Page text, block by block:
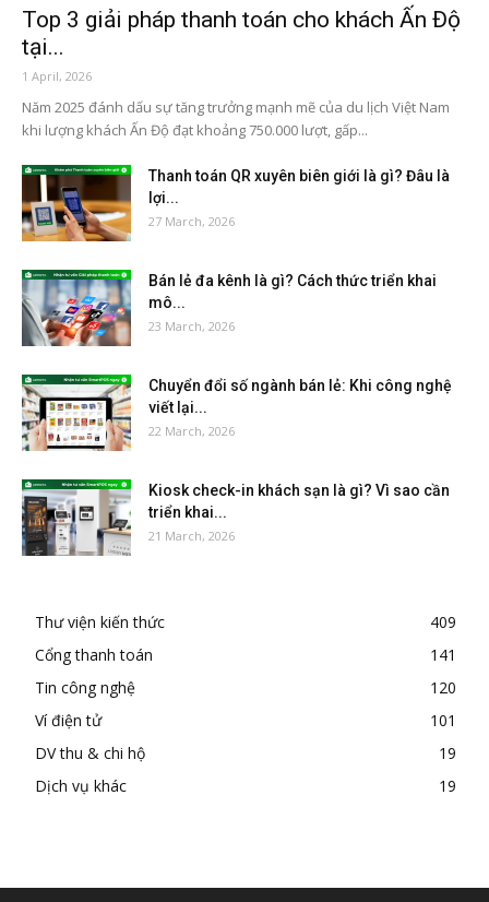
Top 3 giải pháp thanh toán cho khách Ấn Độ
tại...
1 April, 2026
Năm 2025 đánh dấu sự tăng trưởng mạnh mẽ của du lịch Việt Nam
khi lượng khách Ấn Độ đạt khoảng 750.000 lượt, gấp...
Thanh toán QR xuyên biên giới là gì? Đâu là
lợi...
27 March, 2026
Bán lẻ đa kênh là gì? Cách thức triển khai
mô...
23 March, 2026
Chuyển đổi số ngành bán lẻ: Khi công nghệ
viết lại...
22 March, 2026
Kiosk check-in khách sạn là gì? Vì sao cần
triển khai...
21 March, 2026
Thư viện kiến thức
409
Cổng thanh toán
141
Tin công nghệ
120
Ví điện tử
101
DV thu & chi hộ
19
Dịch vụ khác
19